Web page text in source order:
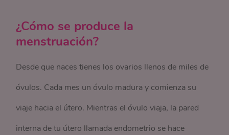
¿Cómo se produce la
menstruación?
Desde que naces tienes los ovarios llenos de miles de
óvulos. Cada mes un óvulo madura y comienza su
viaje hacia el útero. Mientras el óvulo viaja, la pared
interna de tu útero llamada endometrio se hace